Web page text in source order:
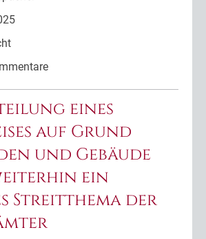
eines
auf Grund
und Gebäude
ein
Streitthema der